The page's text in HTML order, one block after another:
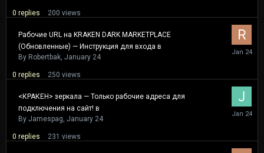
0 replies 200 views
Рабочие URL на KRAKEN DARK MARKETPLACE
(Обновленные) — Инструкция для входа в
By Robertbak January 24
0 replies 250 views
January
24
<КРАКЕН> зеркала — Только рабочие адреса для
подключения на сайт! в
By Jamespag January 24
0 replies 231 views
January
24